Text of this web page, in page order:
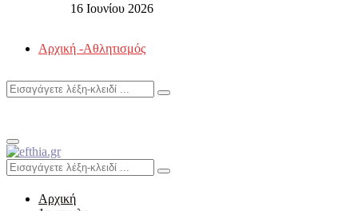
16 Ιουνίου 2026
Αρχική -Αθλητισμός
Search
Search
Primary
Menu
Search
for:
Search
Αρχική